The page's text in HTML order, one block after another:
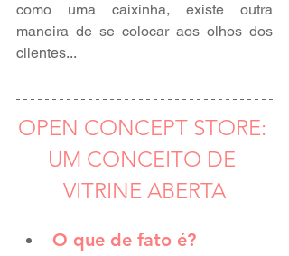
como uma caixinha, existe outra
maneira de se colocar aos olhos dos
clientes...
OPEN CONCEPT STORE:
UM CONCEITO DE
VITRINE ABERTA
O que de fato é?